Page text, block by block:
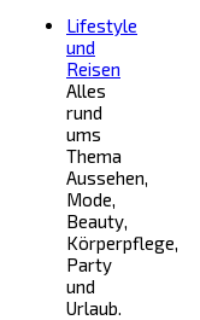
Lifestyle
und
Reisen
Alles
rund
ums
Thema
Aussehen,
Mode,
Beauty,
Körperpflege,
Party
und
Urlaub.